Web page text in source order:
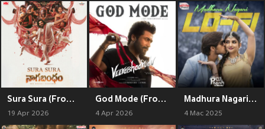
Sura Sura (From "Nagabandham") (Telugu) (Original Motion Picture Soundtrack)
19 Apr 2026
God Mode (From "VeeraBhadrudu")
4 Apr 2026
Madhura Nagari Lofi Mix (From "Pelli SandaD")
4 Mac 2025